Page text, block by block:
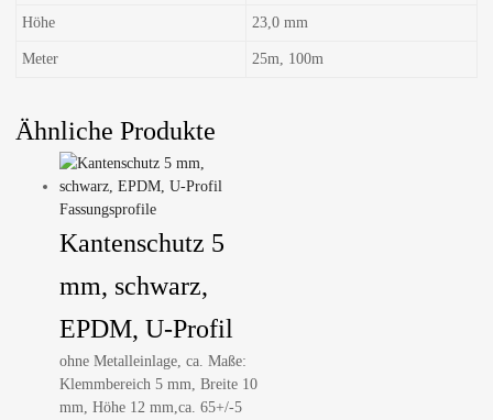
Höhe 23,0 mm
Meter 25m, 100m
Ähnliche Produkte
Fassungsprofile
Kantenschutz 5
mm, schwarz,
EPDM, U-Profil
ohne Metalleinlage, ca. Maße:
Klemmbereich 5 mm, Breite 10
mm, Höhe 12 mm,ca. 65+/-5